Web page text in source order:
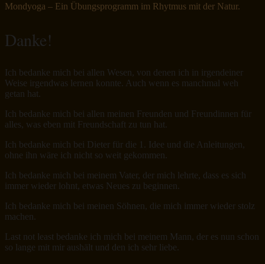
Mondyoga – Ein Übungsprogramm im Rhytmus mit der Natur.
Danke!
Ich bedanke mich bei allen Wesen, von denen ich in irgendeiner
Weise irgendwas lernen konnte. Auch wenn es manchmal weh
getan hat.
Ich bedanke mich bei allen meinen Freunden und Freundinnen für
alles, was eben mit Freundschaft zu tun hat.
Ich bedanke mich bei Dieter für die 1. Idee und die Anleitungen,
ohne ihn wäre ich nicht so weit gekommen.
Ich bedanke mich bei meinem Vater, der mich lehrte, dass es sich
immer wieder lohnt, etwas Neues zu beginnen.
Ich bedanke mich bei meinen Söhnen, die mich immer wieder stolz
machen.
Last not least bedanke ich mich bei meinem Mann, der es nun schon
so lange mit mir aushält und den ich sehr liebe.